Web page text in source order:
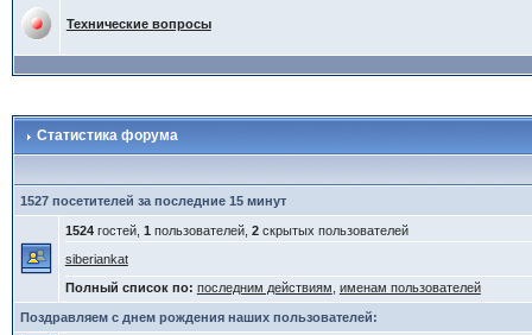
Технические вопросы
Статистика форума
1527 посетителей за последние 15 минут
1524гостей, 1 пользователей, 2скрытых пользователей
siberiankat
Полный список по: последним действиям именам пользователей
Поздравляем с днем рождения наших пользователей: